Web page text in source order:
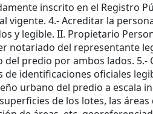
inscrito en el Registro
vigente. 4.- Acreditar la
y legible. II. Propietario
notariado del representante
predio por ambos lados. 5.-
identificaciones oficiales
urbano del predio a escala
de los lotes, las áreas